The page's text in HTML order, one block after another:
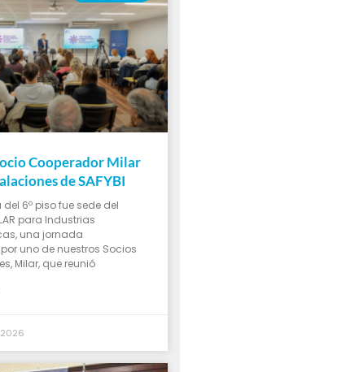
Cooperador Milar
de SAFYBI
6º piso fue sede del
para Industrias
una jornada
uno de nuestros Socios
Milar, que reunió